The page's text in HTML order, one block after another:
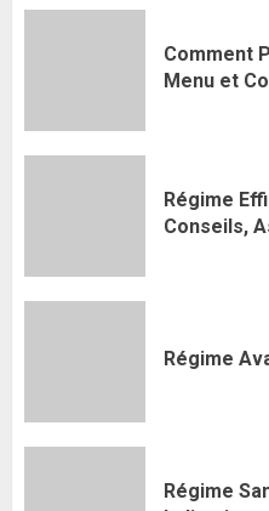
Comment
Menu et
Régime
Conseils,
Régime
Régime